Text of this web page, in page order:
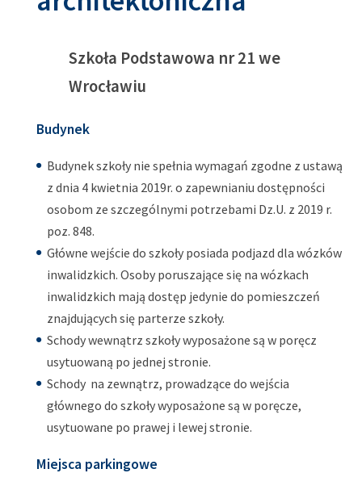
Szkoła Podstawowa nr 21 we
Wrocławiu
Budynek
Budynek szkoły nie spełnia wymagań zgodne z ustawą
z dnia 4 kwietnia 2019r. o zapewnianiu dostępności
osobom ze szczególnymi potrzebami Dz.U. z 2019 r.
poz. 848.
Główne wejście do szkoły posiada podjazd dla wózków
inwalidzkich. Osoby poruszające się na wózkach
inwalidzkich mają dostęp jedynie do pomieszczeń
znajdujących się parterze szkoły.
Schody wewnątrz szkoły wyposażone są w poręcz
usytuowaną po jednej stronie.
Schody na zewnątrz, prowadzące do wejścia
głównego do szkoły wyposażone są w poręcze,
usytuowane po prawej i lewej stronie.
Miejsca parkingowe